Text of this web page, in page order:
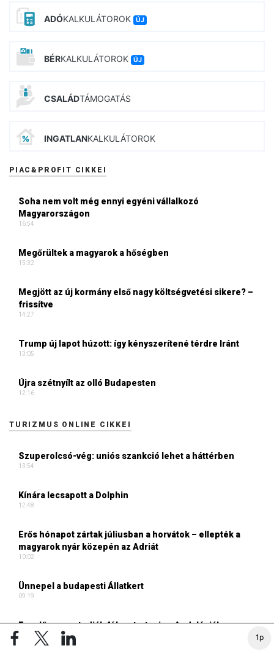
1p
ADÓKALKULÁTOROK ÚJ
BÉRKALKULÁTOROK ÚJ
CSALÁDTÁMOGATÁS
INGATLANKALKULÁTOROK
PIAC&PROFIT CIKKEI
Soha nem volt még ennyi egyéni vállalkozó
Magyarországon
16:54
Megőrültek a magyarok a hőségben
15:32
Megjött az új kormány első nagy költségvetési sikere? –
frissítve
14:27
Trump új lapot húzott: így kényszerítené térdre Iránt
13:05
Újra szétnyílt az olló Budapesten
12:16
TURIZMUS ONLINE CIKKEI
Szuperolcsó-vég: uniós szankció lehet a háttérben
13:54
Kínára lecsapott a Dolphin
12:48
Erős hónapot zártak júliusban a horvátok – ellepték a
magyarok nyár közepén az Adriát
10:02
Ünnepel a budapesti Állatkert
09:19
Egyelőre nem tudják féken tartani az Andalúziában
tomboló erdőtüzeket